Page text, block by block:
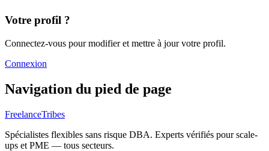
Votre profil ?
Connectez-vous pour modifier et mettre à jour votre profil.
Connexion
Navigation du pied de page
FreelanceTribes
Spécialistes flexibles sans risque DBA. Experts vérifiés pour scale-
ups et PME — tous secteurs.